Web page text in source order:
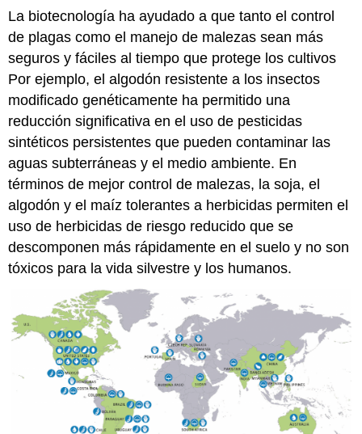
La biotecnología ha ayudado a que tanto el control
de plagas como el manejo de malezas sean más
seguros y fáciles al tiempo que protege los cultivos
Por ejemplo, el algodón resistente a los insectos
modificado genéticamente ha permitido una
reducción significativa en el uso de pesticidas
sintéticos persistentes que pueden contaminar las
aguas subterráneas y el medio ambiente. En
términos de mejor control de malezas, la soja, el
algodón y el maíz tolerantes a herbicidas permiten el
uso de herbicidas de riesgo reducido que se
descomponen más rápidamente en el suelo y no son
tóxicos para la vida silvestre y los humanos.